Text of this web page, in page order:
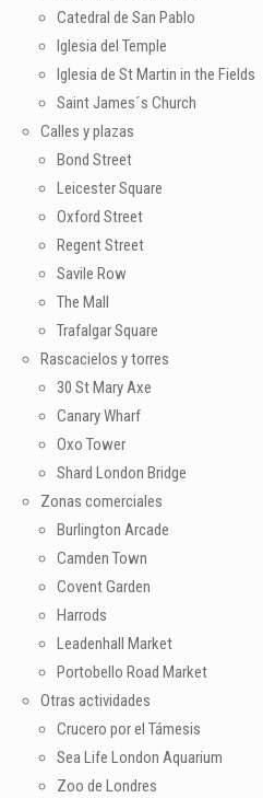
Catedral de San Pablo
Iglesia del Temple
Iglesia de St Martin in the Fields
Saint James´s Church
Calles y plazas
Bond Street
Leicester Square
Oxford Street
Regent Street
Savile Row
The Mall
Trafalgar Square
Rascacielos y torres
30 St Mary Axe
Canary Wharf
Oxo Tower
Shard London Bridge
Zonas comerciales
Burlington Arcade
Camden Town
Covent Garden
Harrods
Leadenhall Market
Portobello Road Market
Otras actividades
Crucero por el Támesis
Sea Life London Aquarium
Zoo de Londres